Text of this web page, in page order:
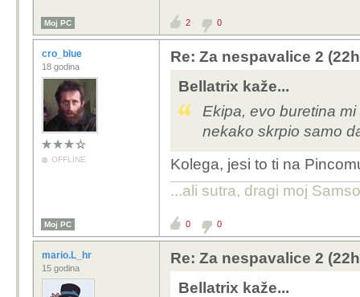
Moj PC 2 0
cro_blue
18 godina
OFFLINE
Re: Za nespavalice 2
Bellatrix kaže...
Ekipa, evo buretina
nekako skrpio samo
Kolega, jesi to ti na
...ali sutra, dragi moj
Moj PC 0 0
mario.L_hr
15 godina
Re: Za nespavalice 2
Bellatrix kaže...